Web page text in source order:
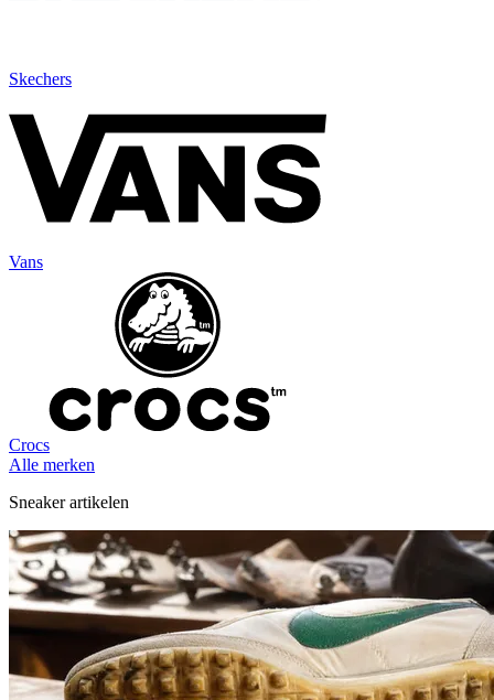
Skechers
Vans
Crocs
Alle merken
Sneaker artikelen